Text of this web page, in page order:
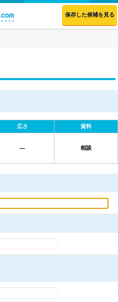
保存した候補を見る
広さ 賃料
― 相談